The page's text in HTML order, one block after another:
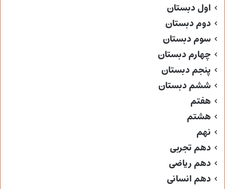
اول دبستان
دوم دبستان
سوم دبستان
چهارم دبستان
پنجم دبستان
ششم دبستان
هفتم
هشتم
نهم
دهم تجربی
دهم ریاضی
دهم انسانی